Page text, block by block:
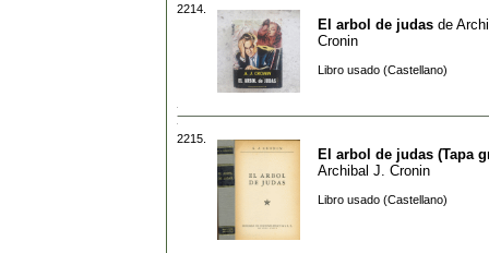
2214.
El arbol de judas de
Cronin
Libro usado (Castellano)
2215.
El arbol de judas (Tapa
Archibal J. Cronin
Libro usado (Castellano)